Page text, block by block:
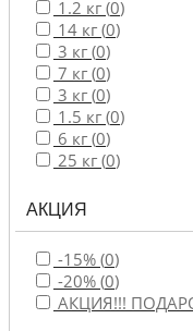
1.2 кг (0)
14 кг (0)
3 кг (0)
7 кг (0)
3 кг (0)
1.5 кг (0)
6 кг (0)
25 кг (0)
АКЦИЯ
-15% (0)
-20% (0)
АКЦИЯ!!!